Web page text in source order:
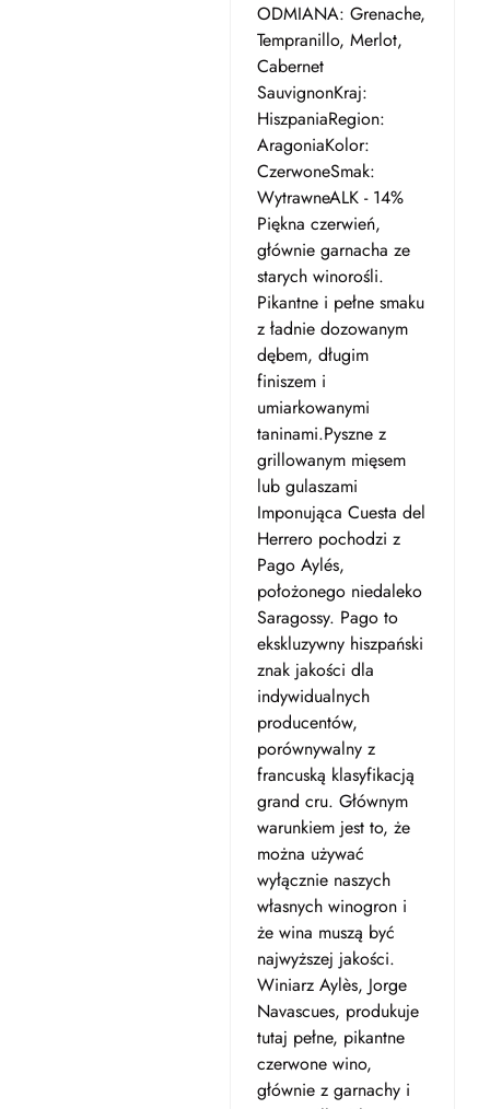
ODMIANA: Grenache,
Tempranillo, Merlot,
Cabernet
SauvignonKraj:
HiszpaniaRegion:
AragoniaKolor:
CzerwoneSmak:
WytrawneALK - 14%
Piękna czerwień,
głównie garnacha ze
starych winorośli.
Pikantne i pełne smaku
z ładnie dozowanym
dębem, długim
finiszem i
umiarkowanymi
taninami.Pyszne z
grillowanym mięsem
lub gulaszami
Imponująca Cuesta del
Herrero pochodzi z
Pago Aylés,
położonego niedaleko
Saragossy. Pago to
ekskluzywny hiszpański
znak jakości dla
indywidualnych
producentów,
porównywalny z
francuską klasyfikacją
grand cru. Głównym
warunkiem jest to, że
można używać
wyłącznie naszych
własnych winogron i
że wina muszą być
najwyższej jakości.
Winiarz Aylès, Jorge
Navascues, produkuje
tutaj pełne, pikantne
czerwone wino,
głównie z garnachy i